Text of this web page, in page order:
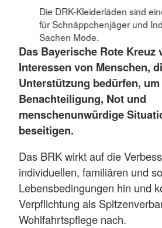
Die DRK-Kleiderläden sind
für Schnäppchenjäger und
Sachen Mode.
Das Bayerische Rote Kreuz
Interessen von Menschen,
Unterstützung bedürfen,
Benachteiligung, Not und
menschenunwürdige
beseitigen.
Das BRK wirkt auf die
individuellen, familiären und
Lebensbedingungen hin und
Verpflichtung als
Wohlfahrtspflege nach.